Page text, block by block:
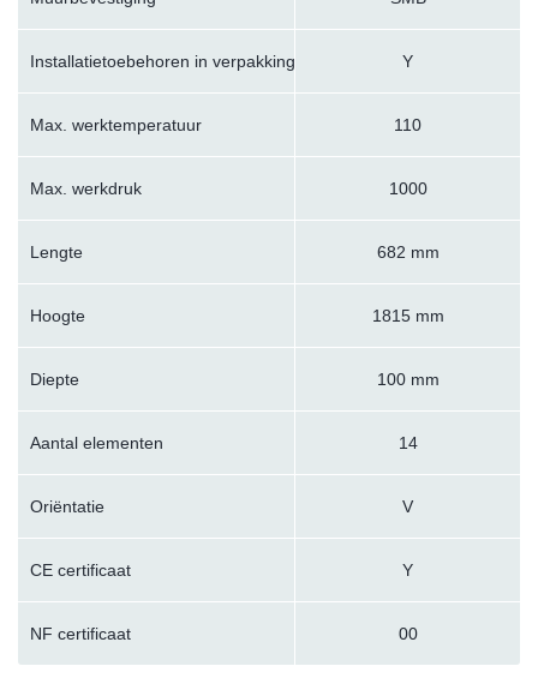
Installatietoebehoren in verpakking Y
Max. werktemperatuur 110
Max. werkdruk 1000
Lengte 682 mm
Hoogte 1815 mm
Diepte 100 mm
Aantal elementen 14
Oriëntatie V
CE certificaat Y
NF certificaat 00